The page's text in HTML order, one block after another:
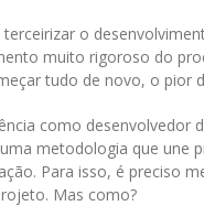
terceirizar o
muito rigoroso do
tudo de novo, o pior
como desenvolvedor
metodologia que une
Para isso, é preciso
Mas como?